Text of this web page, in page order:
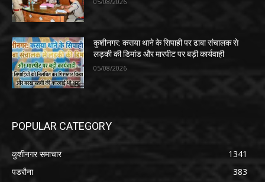
कुशीनगर: कसया थाने के सिपाही पर ढाबा संचालक से
लड़की की डिमांड और मारपीट पर बड़ी कार्यवाही
05/08/2026
POPULAR CATEGORY
कुशीनगर समाचार
1341
पडरौना
383